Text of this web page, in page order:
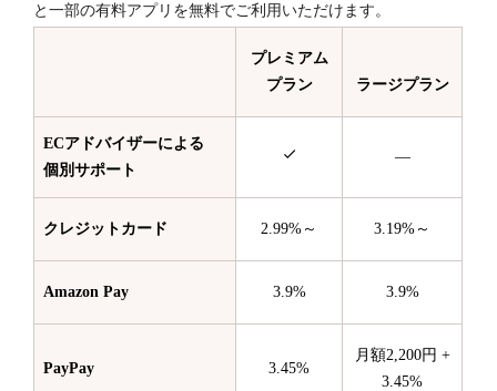
と一部の有料アプリを無料でご利用いただけます。
プレミアム
プラン
ラージプラン
ECアドバイザーによる
個別サポート
—
クレジットカード 2.99%～ 3.19%～
Amazon Pay 3.9% 3.9%
PayPay 3.45%
月額2,200円 +
3.45%